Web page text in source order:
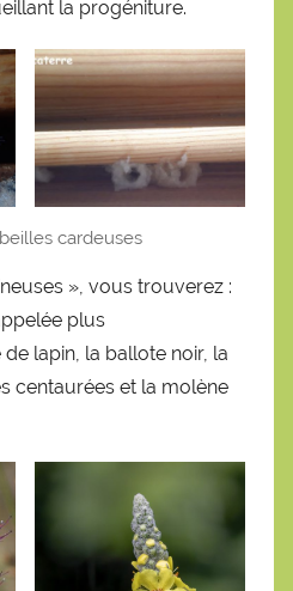
la progéniture.
cardeuses
», vous trouverez :
plus
lapin, la ballote noir, la
centaurées et la molène